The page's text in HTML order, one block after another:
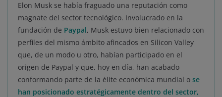
Elon Musk se había fraguado una reputación como
magnate del sector tecnológico. Involucrado en la
fundación de Paypal, Musk estuvo bien relacionado con
perfiles del mismo ámbito afincados en Silicon Valley
que, de un modo u otro, habían participado en el
origen de Paypal y que, hoy en día, han acabado
conformando parte de la élite económica mundial o se
han posicionado estratégicamente dentro del sector,